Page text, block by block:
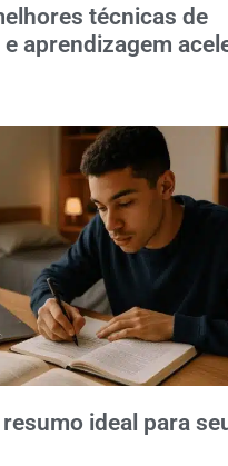
técnicas de
aprendizagem
ideal para